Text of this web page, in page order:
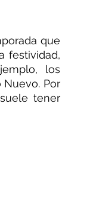
que
festividad,
los
Por
tener